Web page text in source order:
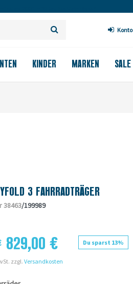
Konto
KINDER MARKEN SALE
3 FAHRRADTRÄGER
38463/199989
829,00 € Du sparst 13%
zzgl.Versandkosten